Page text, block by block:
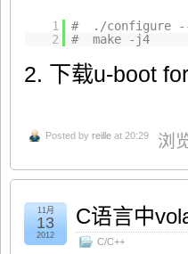
1
# ./configure --
2
# make -j4
2. 下载u-boot
Posted by reille at 20:29 浏
C语言中
C/C++
11月
13
2012